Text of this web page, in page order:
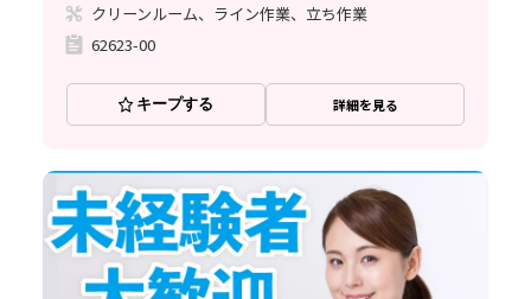
クリーンルーム、ライン作業、立ち作業
62623-00
キープする 詳細を見る